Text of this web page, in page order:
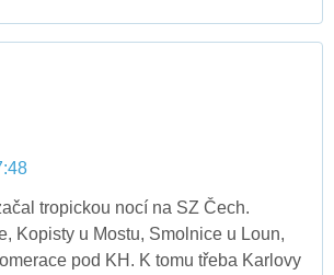
tropickou nocí na SZ Čech.
Kopisty u Mostu, Smolnice u Loun,
pod KH. K tomu třeba Karlovy